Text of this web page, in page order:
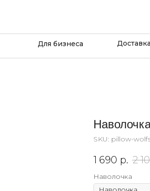
Доставка
Для бизнеса
SKU: pillow-
1 690 р. 2
Наволочка